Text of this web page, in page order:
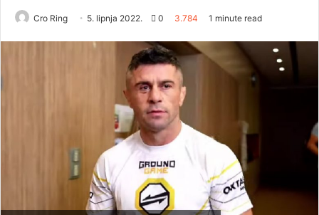
Cro Ring 5. lipnja 2022. 0 3.784 1 minute read